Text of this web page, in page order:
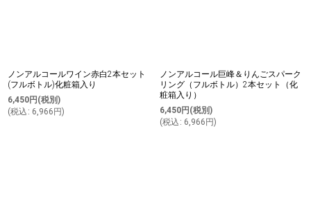
ノンアルコールワイン赤白2本セット
(フルボトル)化粧箱入り
6,450円 (税別)
(税込 : 6,966 円)
ノンアルコール巨峰＆りんごスパーク
リング（フルボトル）2本セット（化
粧箱入り）
6,450円 (税別)
(税込 : 6,966 円)